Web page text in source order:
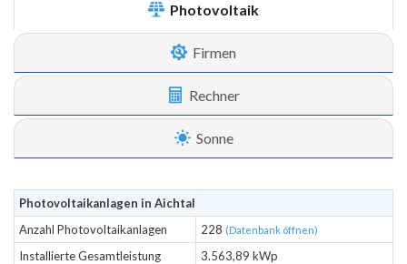
Photovoltaik
Firmen
Rechner
Sonne
Photovoltaikanlagen in Aichtal
Anzahl Photovoltaikanlagen
228 (Datenbank öffnen)
Installierte Gesamtleistung 3.563,89 kWp